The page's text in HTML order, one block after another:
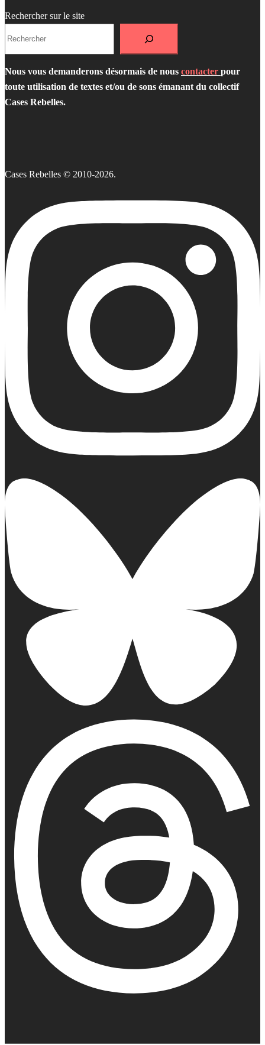
Rechercher sur le site
Nous vous demanderons désormais de nous contacter pour
toute utilisation de textes et/ou de sons émanant du collectif
Cases Rebelles.
Cases Rebelles © 2010-2026.